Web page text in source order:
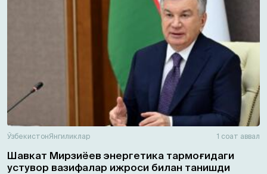
ЎзбекистонЯнгиликлар 1 соат аввал
Шавкат Мирзиёев энергетика тармоғидаги
устувор вазифалар ижроси билан танишди